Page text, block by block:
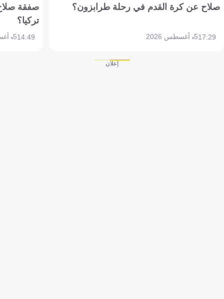
صلاح عن كرة القدم في رحلة طرابزون؟
17:295 أغسطس 2026
صفقة
تركيا؟
14:495 أغسطس 2026
إعلان